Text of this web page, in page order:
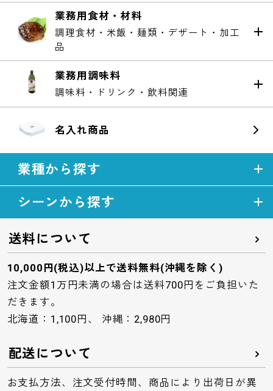
業務用食材・材料
調理食材・米飯・麺類・デザート・加工
品
業務用調味料
調味料・ドリンク・飲料関連
名入れ商品
業種から探す
シーンから探す
送料について
10,000円(税込)以上で送料無料(沖縄を除く)
注文金額1万円未満の場合は送料700円をご負担いた
だきます。
北海道：1,100円、 沖縄：2,980円
配送について
お支払方法、注文受付時間、商品により出荷日が異